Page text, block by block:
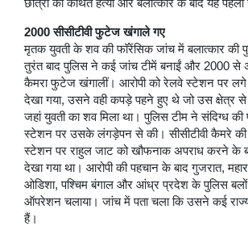
छात्रा की कथित हत्या और बलात्कार के बाद यह
2000 सीसीटीवी फुटेज खंगाले गए
मृतक युवती के शव की फॉरेंसिक जांच में बलात्कार की
तुरंत बाद पुलिस ने कई जांच टीमें बनाईं और 2000 से
कैमरा फुटेज खंगालीं। आरोपी को रेलवे स्टेशन पर लगे
देखा गया, उसने वही कपड़े पहने हुए थे जो उस क्षेत्र से
जहां युवती का शव मिला था। पुलिस टीम ने संदिग्ध की
स्टेशन पर उसके लंगड़ेपन से की। सीसीटीवी कैमरे
स्टेशन पर राहुल जाट को खौफनाक अपराध करने के
देखा गया था। आरोपी की पहचान के बाद गुजरात,
ओडिशा, पश्चिम बंगाल और आंध्र प्रदेश के पुलिस
ऑपरेशन चलाया। जांच में पता चला कि उसने कई
हैं।